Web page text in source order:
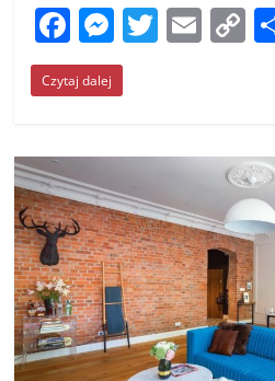
F
a
c
b
o
o
k
M
e
ss
n
g
er
T E C
Li
n
k
Czytaj dalej